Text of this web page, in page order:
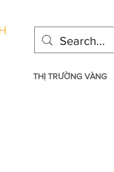
THỊ TRƯỜNG VÀNG